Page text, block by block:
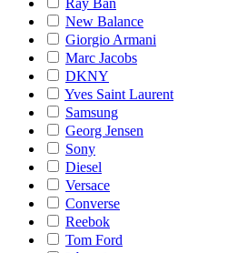
Ray Ban
New Balance
Giorgio Armani
Marc Jacobs
DKNY
Yves Saint Laurent
Samsung
Georg Jensen
Sony
Diesel
Versace
Converse
Reebok
Tom Ford